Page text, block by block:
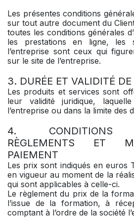
Les présentes conditions
sur tout autre document du
toutes les conditions générales
les prestations en ligne, les
l’entreprise sont ceux qui
sur le site de l’entreprise.
3. DURÉE ET VALIDITÉ DE
Les produits et services sont
leur validité juridique,
l’entreprise ou dans la limite des
4. CONDITIONS
RÈGLEMENTS ET
PAIEMENT
Les prix sont indiqués en euros
en vigueur au moment de la
qui sont applicables à celle-ci.
Le règlement du prix de la
l’issue de la formation, à
comptant à l’ordre de la société